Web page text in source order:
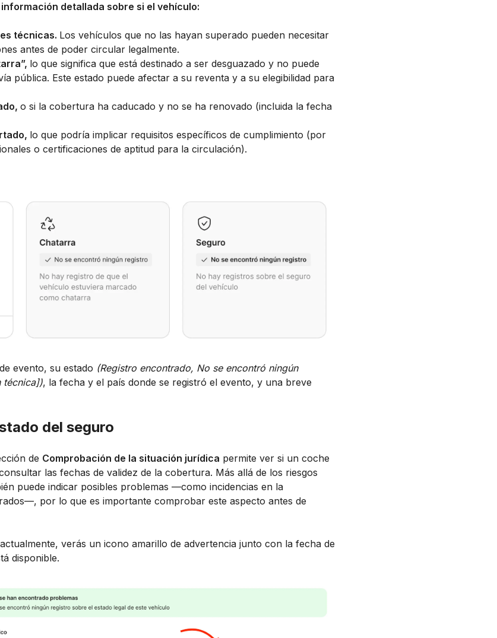
detallada sobre si el vehículo:
técnicas. Los vehículos que no las hayan superado pueden necesitar
antes de poder circular legalmente.
lo que significa que está destinado a ser desguazado y no puede
pública. Este estado puede afectar a su reventa y a su elegibilidad para
o si la cobertura ha caducado y no se ha renovado (incluida la fecha
lo que podría implicar requisitos específicos de cumplimiento (por
o certificaciones de aptitud para la circulación).
evento, su estado (Registro encontrado, No se encontró ningún
técnica]), la fecha y el país donde se registró el evento, y una breve
del seguro
de Comprobación de la situación jurídica permite ver si un coche
las fechas de validez de la cobertura. Más allá de los riesgos
puede indicar posibles problemas —como incidencias en la
por lo que es importante comprobar este aspecto antes de
verás un icono amarillo de advertencia junto con la fecha de
disponible.